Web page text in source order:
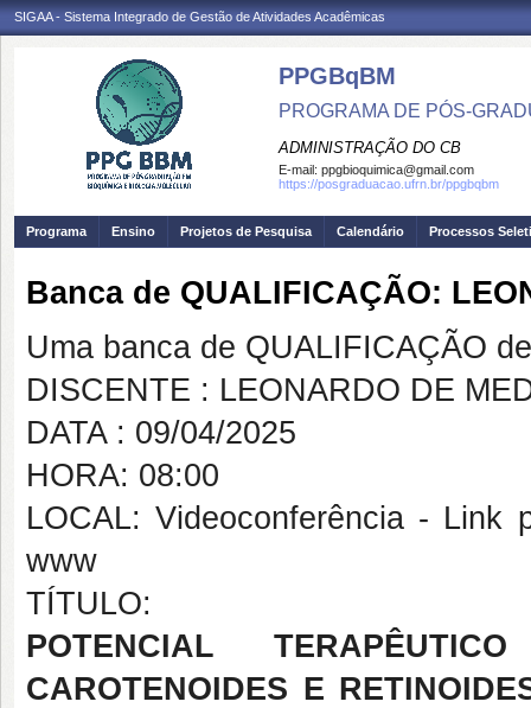
SIGAA - Sistema Integrado de Gestão de Atividades Acadêmicas
PPGBqBM
PROGRAMA DE PÓS-
ADMINISTRAÇÃO DO CB
E-mail: ppgbioquimica@gmail.com
https://posgraduacao.ufrn.br/ppgbqbm
Programa Ensino Projetos de Pesquisa Calendário Processos
Banca de QUALIFICAÇÃO:
Uma banca de QUALIFICAÇÃO
DISCENTE : LEONARDO DE
DATA : 09/04/2025
HORA: 08:00
LOCAL: Videoconferência - Link
www
TÍTULO:
POTENCIAL
CAROTENOIDES E